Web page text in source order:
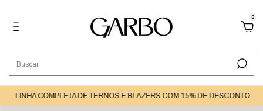
0
LINHA COMPLETA DE TERNOS E BLAZERS COM 15% DE DESCONTO